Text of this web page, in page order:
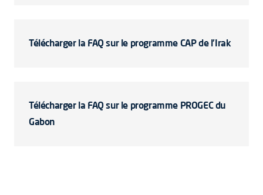
Télécharger la FAQ sur le programme CAP de l'Irak
Télécharger la FAQ sur le programme PROGEC du
Gabon